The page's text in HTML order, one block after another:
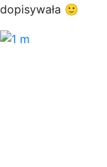
dopisywała 🙂